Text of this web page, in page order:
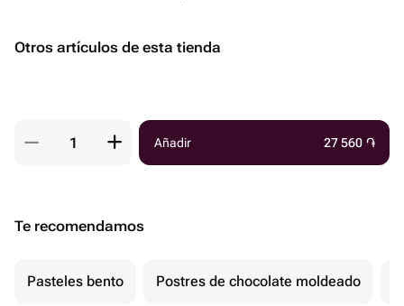
Otros artículos de esta tienda
Añadir 27 560 ֏
Te recomendamos
Pasteles bento Postres de chocolate moldeado